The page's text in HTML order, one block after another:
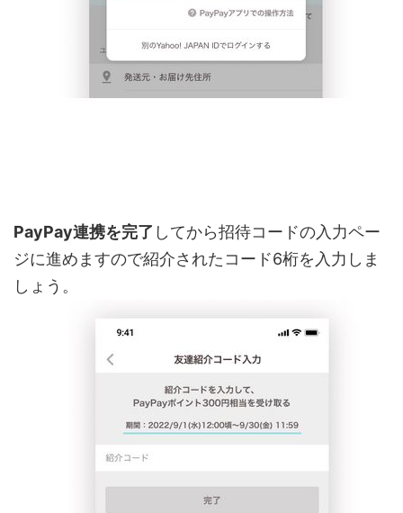
PayPay連携を完了 してから招待コードの入力ペー
ジに進めますので紹介されたコード6桁を入力しま
しょう。